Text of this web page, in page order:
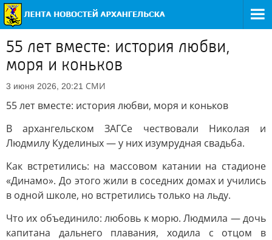
55 лет вместе: история любви,
моря и коньков
3 июня 2026, 20:21 СМИ
55 лет вместе: история любви, моря и коньков
В архангельском ЗАГСе чествовали Николая и
Людмилу Куделиных — у них изумрудная свадьба.
Как встретились: на массовом катании на стадионе
«Динамо». До этого жили в соседних домах и учились
в одной школе, но встретились только на льду.
Что их объединило: любовь к морю. Людмила — дочь
капитана дальнего плавания, ходила с отцом в